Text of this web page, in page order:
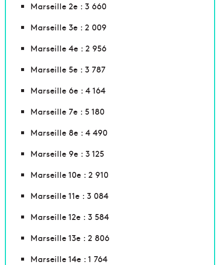
Marseille 2e : 3 660
Marseille 3e : 2 009
Marseille 4e : 2 956
Marseille 5e : 3 787
Marseille 6e : 4 164
Marseille 7e : 5 180
Marseille 8e : 4 490
Marseille 9e : 3 125
Marseille 10e : 2 910
Marseille 11e : 3 084
Marseille 12e : 3 584
Marseille 13e : 2 806
Marseille 14e : 1 764